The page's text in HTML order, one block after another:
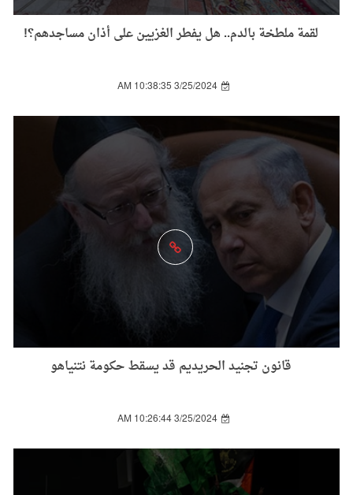
لقمة ملطخة بالدم.. هل يفطر الغزيين على أذان مساجدهم؟!
3/25/2024 10:38:35 AM
قانون تجنيد الحريديم قد يسقط حكومة نتنياهو
3/25/2024 10:26:44 AM